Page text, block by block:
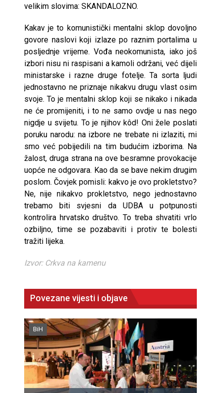
velikim slovima: SKANDALOZNO.
Kakav je to komunistički mentalni sklop dovoljno
govore naslovi koji izlaze po raznim portalima u
posljednje vrijeme. Vođa neokomunista, iako još
izbori nisu ni raspisani a kamoli održani, već dijeli
ministarske i razne druge fotelje. Ta sorta ljudi
jednostavno ne priznaje nikakvu drugu vlast osim
svoje. To je mentalni sklop koji se nikako i nikada
ne će promijeniti, i to ne samo ovdje u nas nego
nigdje u svijetu. To je njihov kôd! Oni žele poslati
poruku narodu: na izbore ne trebate ni izlaziti, mi
smo već pobijedili na tim budućim izborima. Na
žalost, druga strana na ove besramne provokacije
uopće ne odgovara. Kao da se bave nekim drugim
poslom. Čovjek pomisli: kakvo je ovo prokletstvo?
Ne, nije nikakvo prokletstvo, nego jednostavno
trebamo biti svjesni da UDBA u potpunosti
kontrolira hrvatsko društvo. To treba shvatiti vrlo
ozbiljno, time se pozabaviti i protiv te bolesti
tražiti lijeka.
Izvor: Crkva na kamenu
Povezane vijesti i objave
BiH